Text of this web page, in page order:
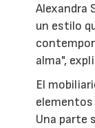
Alexandra
un estilo
alma",
El
elementos
Una parte